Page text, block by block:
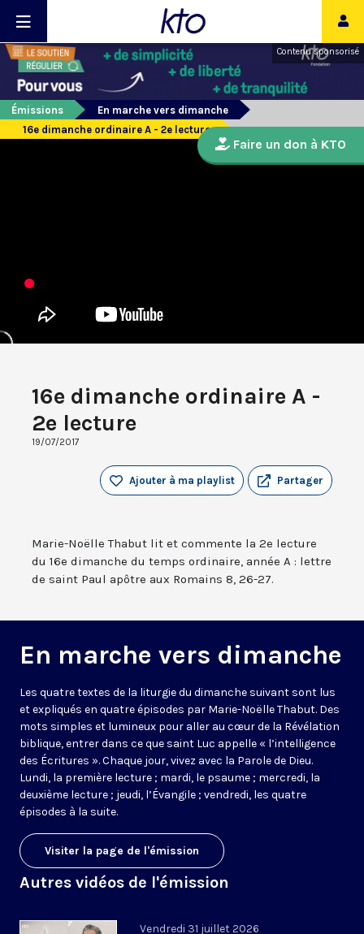
Contenu sponsorisé
Émissions
En marche vers dimanche
16e dimanche ordinaire A - 2e lecture
16e dimanche ordinaire A -
2e lecture
19/07/2017
Partager
Ajouter à ma playlist
Marie-Noëlle Thabut lit et commente la 2e lecture
du 16e dimanche du temps ordinaire, année A : lettre
de saint Paul apôtre aux Romains 8, 26-27.
En marche vers dimanche
Les quatre textes de la liturgie du dimanche suivant sont lus
et expliqués en quatre épisodes par Marie-Noëlle Thabut. Des
mots simples et lumineux pour aller au cœur de la Révélation
biblique, entrer dans ce que saint Luc appelle « l’intelligence
des Écritures ». Chaque jour, vivez avec la Parole de Dieu.
Lundi, la première lecture ; mardi, le psaume ; mercredi, la
deuxième lecture ; jeudi, l’Évangile ; vendredi, les quatre
épisodes à la suite.
Visiter la page de l'émission
Autres vidéos de l'émission
Vendredi 31 juillet 2026
Faire un don à KTO